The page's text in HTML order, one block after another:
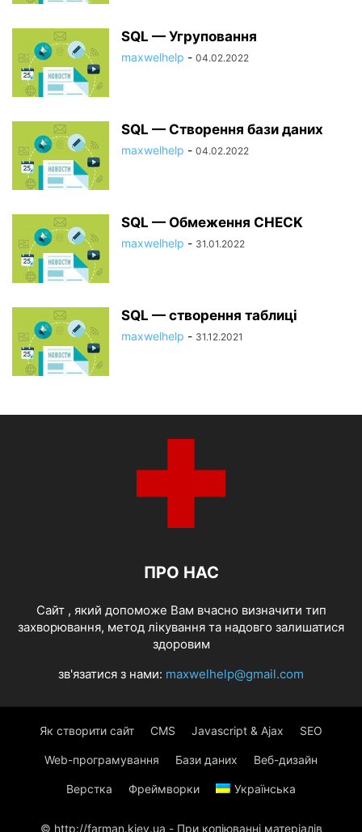
SQL — Угруповання
maxwelhelp - 04.02.2022
SQL — Створення бази даних
maxwelhelp - 04.02.2022
SQL — Обмеження CHECK
maxwelhelp - 31.01.2022
SQL — створення таблиці
maxwelhelp - 31.12.2021
ПРО НАС
Cайт , який допоможе Вам вчасно визначити тип
захворювання, метод лікування та надовго залишатися
здоровим
зв'язатися з нами: maxwelhelp@gmail.com
Як створити сайт CMS Javascript & Ajax SEO
Web-програмування Бази даних Веб-дизайн
Верстка Фреймворки Українська
© http://farman.kiev.ua - При копіюванні матеріалів